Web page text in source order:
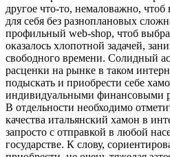
другое что-то, немаловажно, чтоб
для себя без разноплановых
профильный web-shop, чтоб
оказалось хлопотной задачей,
свободного времени. Солидный
расценки на рынке в таком
подыскать и приобрести себе
индивидуальными финансовыми
В отдельности необходимо
качества итальянский хамон в
запросто с отправкой в любой
государстве. К слову,